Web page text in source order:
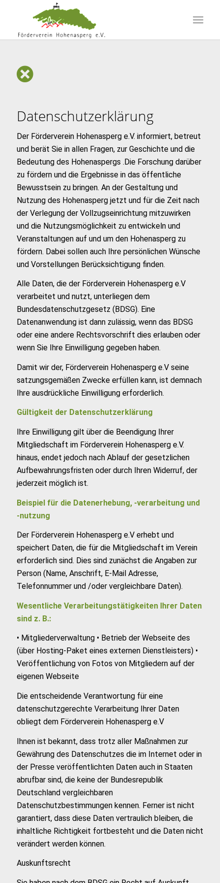
Datenschutzerklärung
Der Förderverein Hohenasperg e.V. informiert, betreut
und berät Sie in allen Fragen, zur Geschichte und die
Bedeutung des Hohenaspergs .Die Forschung darüber
zu fördern und die Ergebnisse in das öffentliche
Bewusstsein zu bringen. An der Gestaltung und
Nutzung des Hohenasperg jetzt und für die Zeit nach
der Verlegung der Vollzugseinrichtung mitzuwirken
und die Nutzungsmöglichkeit zu entwickeln und
Veranstaltungen auf und um den Hohenasperg zu
fördern. Dabei sollen auch Ihre persönlichen Wünsche
und Vorstellungen Berücksichtigung finden.
Alle Daten, die der Förderverein Hohenasperg e.V
verarbeitet und nutzt, unterliegen dem
Bundesdatenschutzgesetz (BDSG). Eine
Datenanwendung ist dann zulässig, wenn das BDSG
oder eine andere Rechtsvorschrift dies erlauben oder
wenn Sie Ihre Einwilligung gegeben haben.
Damit wir der, Förderverein Hohenasperg e.V seine
satzungsgemäßen Zwecke erfüllen kann, ist demnach
Ihre ausdrückliche Einwilligung erforderlich.
Gültigkeit der Datenschutzerklärung
Ihre Einwilligung gilt über die Beendigung Ihrer
Mitgliedschaft im Förderverein Hohenasperg e.V.
hinaus, endet jedoch nach Ablauf der gesetzlichen
Aufbewahrungsfristen oder durch Ihren Widerruf, der
jederzeit möglich ist.
Beispiel für die Datenerhebung, -verarbeitung und
-nutzung
Der Förderverein Hohenasperg e.V erhebt und
speichert Daten, die für die Mitgliedschaft im Verein
erforderlich sind. Dies sind zunächst die Angaben zur
Person (Name, Anschrift, E-Mail Adresse,
Telefonnummer und /oder vergleichbare Daten).
Wesentliche Verarbeitungstätigkeiten Ihrer Daten
sind z. B.:
• Mitgliederverwaltung • Betrieb der Webseite des
(über Hosting-Paket eines externen Dienstleisters) •
Veröffentlichung von Fotos von Mitgliedern auf der
eigenen Webseite
Die entscheidende Verantwortung für eine
datenschutzgerechte Verarbeitung Ihrer Daten
obliegt dem Förderverein Hohenasperg e.V
Ihnen ist bekannt, dass trotz aller Maßnahmen zur
Gewährung des Datenschutzes die im Internet oder in
der Presse veröffentlichten Daten auch in Staaten
abrufbar sind, die keine der Bundesrepublik
Deutschland vergleichbaren
Datenschutzbestimmungen kennen. Ferner ist nicht
garantiert, dass diese Daten vertraulich bleiben, die
inhaltliche Richtigkeit fortbesteht und die Daten nicht
verändert werden können.
Auskunftsrecht